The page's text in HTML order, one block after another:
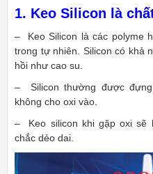
1. Keo Silicon là
– Keo Silicon là các polyme
trong tự nhiên. Silicon có khả
hồi như cao su.
– Silicon thường được
không cho oxi vào.
– Keo silicon khi gặp oxi sẽ
chắc dẻo dai.